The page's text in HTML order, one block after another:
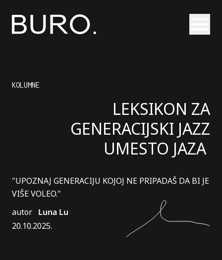
KOLUMNE
LEKSIKON ZA
GENERACIJSKI JAZZ
UMESTO JAZA
"UPOZNAJ GENERACIJU KOJOJ NE PRIPADAŠ DA BI JE
VIŠE VOLEO."
autor Luna Lu
20.10.2025.